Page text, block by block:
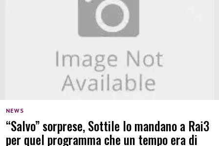
NEWS
“Salvo” sorprese, Sottile lo mandano a Rai3
per quel programma che un tempo era di